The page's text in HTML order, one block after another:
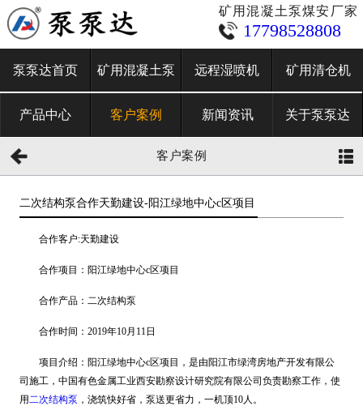
矿用混凝土泵煤安厂家
17798528808
泵泵达首页 矿用混凝土泵 远程湿喷机 矿用清仓机
产品中心 客户案例 新闻资讯 关于泵泵达
客户案例
二次结构泵合作天勤建设-阳江绿地中心c区项目
合作客户:天勤建设
合作项目：阳江绿地中心c区项目
合作产品：二次结构泵
合作时间：2019年10月11日
项目介绍：阳江绿地中心c区项目，是由阳江市绿湾房地产开发有限公
司施工，中国有色金属工业西安勘察设计研究院有限公司负责勘察工作，使
用二次结构泵 ，浇筑快好省，泵送更省力，一机顶10人。